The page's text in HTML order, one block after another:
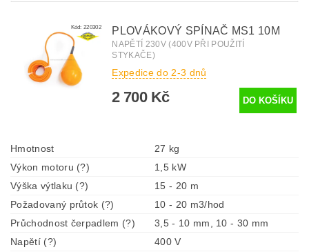
Kód:220302 PLOVÁKOVÝ SPÍNAČ MS1 10M
NAPĚTÍ 230V (400V PŘI POUŽITÍ
STYKAČE)
Expedice do 2-3 dnů
2 700 Kč
Hmotnost
27 kg
Výkon motoru (?)
1,5 kW
Výška výtlaku (?)
15 - 20 m
Požadovaný průtok (?)
10 - 20 m3/hod
Průchodnost čerpadlem (?)
3,5 - 10 mm, 10 - 30 mm
Napětí (?)
400 V